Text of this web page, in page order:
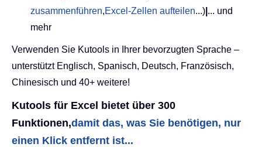
zusammenführen,Excel-Zellen aufteilen...) ... und
mehr
Verwenden Sie Kutools in Ihrer bevorzugten Sprache –
unterstützt Englisch, Spanisch, Deutsch, Französisch,
Chinesisch und 40+ weitere!
Kutools für Excel bietet über 300
Funktionen,damit das, was Sie benötigen, nur
einen Klick entfernt ist...